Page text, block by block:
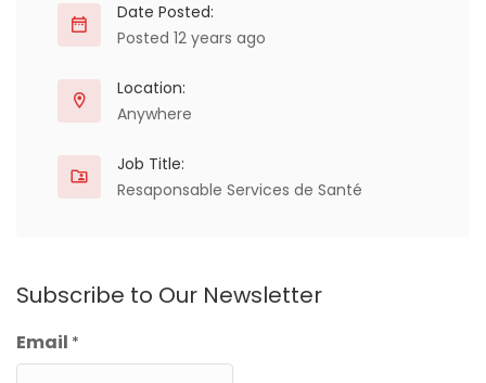
Date Posted:
Posted 12 years ago
Location:
Anywhere
Job Title:
Resaponsable Services de Santé
Subscribe to Our Newsletter
Email *